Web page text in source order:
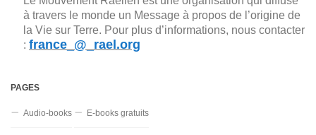
à travers le monde un Message à propos de l’origine de
la Vie sur Terre. Pour plus d’informations, nous contacter
: france_@_rael.org
PAGES
Audio-books E-books gratuits